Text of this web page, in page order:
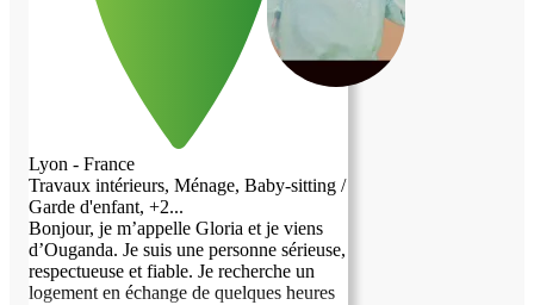
Lyon - France
Travaux intérieurs, Ménage, Baby-sitting /
Garde d'enfant, +2...
Bonjour, je m’appelle Gloria et je viens
d’Ouganda. Je suis une personne sérieuse,
respectueuse et fiable. Je recherche un
logement en échange de quelques heures